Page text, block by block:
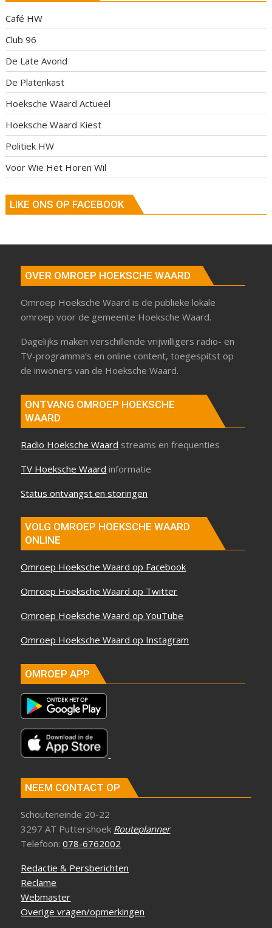
Café HW
Club 96
De Late Avond
De Platenkast
Hoeksche Waard Actueel
Hoeksche Waard Kiest
Politiek HW
Voor Wie Het Horen Wil
LIKE ONS OP FACEBOOK
OVER OMROEP HOEKSCHE WAARD
Omroep Hoeksche Waard is de publieke lokale
omroep voor de gemeente Hoeksche Waard.
Dagelijks maken verschillende vrijwilligers radio- en
TV-programma’s en online content, toegespitst op
de inwoners van de Hoeksche Waard.
ONTVANG OMROEP HOEKSCHE
WAARD
Radio Hoeksche Waard streams en frequenties
TV Hoeksche Waard informatie
Status ontvangst en storingen
VOLG OMROEP HOEKSCHE WAARD
ONLINE
Omroep Hoeksche Waard op Facebook
Omroep Hoeksche Waard op Twitter
Omroep Hoeksche Waard op YouTube
Omroep Hoeksche Waard op Instagram
OMROEP APP
NEEM CONTACT OP
Schouteneinde 20-22
3297 AT Puttershoek Routeplanner
Telefoon:078-6762002
Redactie & Persberichten
Reclame
Webmaster
Overige vragen/opmerkingen